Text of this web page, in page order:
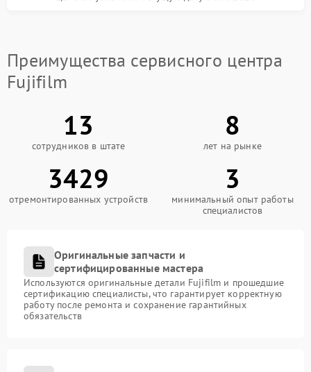
Преимущества сервисного центра
Fujifilm
13
сотрудников в штате
8
лет на рынке
3429
отремонтированных устройств
3
минимальный опыт работы
специалистов
Оригинальные запчасти и
сертифицированные мастера
Используются оригинальные детали Fujifilm и прошедшие
сертификацию специалисты, что гарантирует корректную
работу после ремонта и сохранение гарантийных
обязательств